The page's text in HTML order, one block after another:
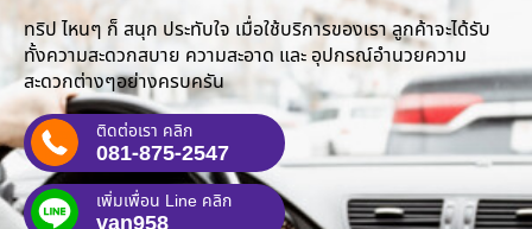
ทริป ไหนๆ ก็ สนุก ประทับใจ เมื่อใช้บริการของเรา ลูกค้าจะได้รับ
ทั้งความสะดวกสบาย ความสะอาด และ อุปกรณ์อำนวยความ
สะดวกต่างๆอย่างครบครัน
ติดต่อเรา คลิก
081-875-2547
เพิ่มเพื่อน Line คลิก